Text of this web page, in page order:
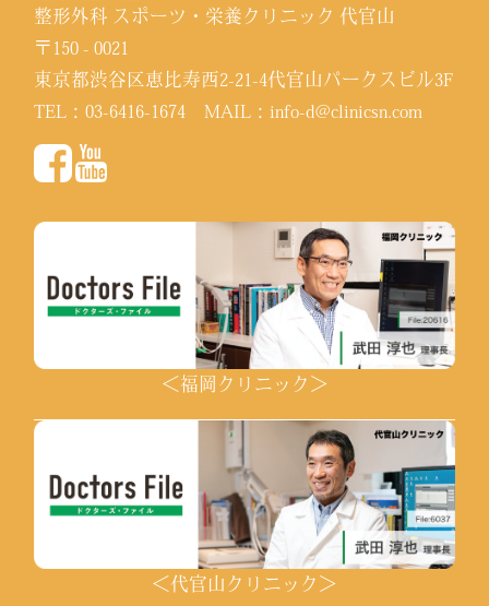
整形外科 スポーツ・栄養クリニック 代官山
〒150 - 0021
東京都渋谷区恵比寿西2-21-4代官山パークスビル3F
TEL：03-6416-1674 MAIL：info-d@clinicsn.com
＜福岡クリニック＞
＜代官山クリニック＞